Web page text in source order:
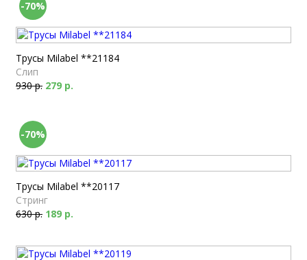
-70%
Трусы Milabel **21184
Слип
930 р. 279 р.
-70%
Трусы Milabel **20117
Стринг
630 р. 189 р.